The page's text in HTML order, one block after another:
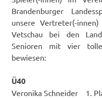
Brandenburger
unsere Vertreter(-
Vetschau bei den
Senioren mit vier
bewiesen:
Ü40
Veronika Schneider 1.